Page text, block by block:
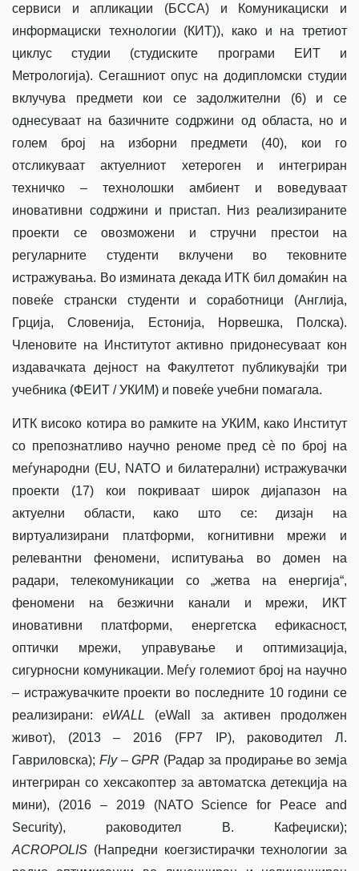
сервиси и апликации (БССА) и Комуникациски и
информациски технологии (КИТ)), како и на третиот
циклус студии (студиските програми ЕИТ и
Метрологија). Сегашниот опус на додипломски студии
вклучува предмети кои се задолжителни (6) и се
однесуваат на базичните содржини од областа, но и
голем број на изборни предмети (40), кои го
отсликуваат актуелниот хетероген и интегриран
техничко – технолошки амбиент и воведуваат
иновативни содржини и пристап. Низ реализираните
проекти се овозможени и стручни престои на
регуларните студенти вклучени во тековните
истражувања. Во измината декада ИТК бил домаќин на
повеќе странски студенти и соработници (Англија,
Грција, Словенија, Естонија, Норвешка, Полска).
Членовите на Институтот активно придонесуваат кон
издавачката дејност на Факултетот публикувајќи три
учебника (ФЕИТ / УКИМ) и повеќе учебни помагала.
ИТК високо котира во рамките на УКИМ, како Институт
со препознатливо научно реноме пред сѐ по број на
меѓународни (EU, NATO и билатерални) истражувачки
проекти (17) кои покриваат широк дијапазон на
актуелни области, како што се: дизајн на
виртуализирани платформи, когнитивни мрежи и
релевантни феномени, испитувања во домен на
радари, телекомуникации со „жетва на енергија“,
феномени на безжични канали и мрежи, ИКТ
иновативни платформи, енергетска ефикасност,
оптички мрежи, управување и оптимизација,
сигурносни комуникации. Меѓу големиот број на научно
– истражувачките проекти во последните 10 години се
реализирани:eWALL (eWall за активен продолжен
живот), (2013 – 2016 (FP7 IP), раководител Л.
Гавриловска); Fly – GPR (Радар за продирање во земја
интегриран со хексакоптер за автоматска детекција на
мини), (2016 – 2019 (NATO Science for Peace and
Security), раководител В. Кафеџиски);
ACROPOLIS (Напредни коегзистирачки технологии за